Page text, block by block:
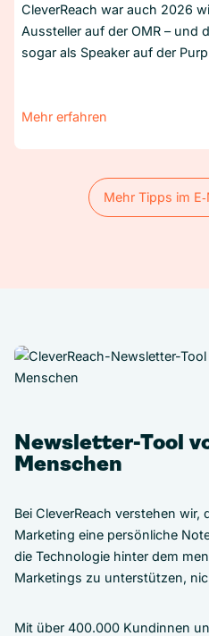
CleverReach war auch 2026
Aussteller auf der OMR – und
sogar als Speaker auf der
Mehr erfahren
Mehr Tipps im
Mehr Tipps im
Newsletter-Tool
Menschen
Bei CleverReach verstehen wir,
Marketing eine persönliche
die Technologie hinter dem
Marketings zu unterstützen,
Mit über 400.000 Kundinnen